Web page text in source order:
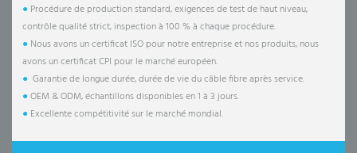
● Procédure de production standard, exigences de test de haut niveau,
contrôle qualité strict, inspection à 100 % à chaque procédure.
● Nous avons un certificat ISO pour notre entreprise et nos produits, nous
avons un certificat CPI pour le marché européen.
● Garantie de longue durée, durée de vie du câble fibre après service.
●OEM & ODM, échantillons disponibles en 1 à 3 jours.
● Excellente compétitivité sur le marché mondial.